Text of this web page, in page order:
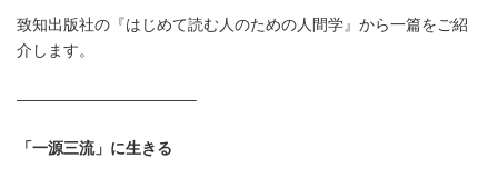
新
致知出版社の『はじめて読む人のための人間学』から一篇をご紹
介します。
———————————–
「一源三流」に生きる